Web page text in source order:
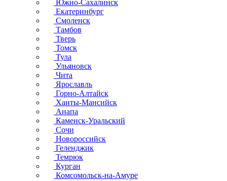
Южно-Сахалинск
Екатеринбург
Смоленск
Тамбов
Тверь
Томск
Тула
Ульяновск
Чита
Ярославль
Горно-Алтайск
Ханты-Мансийск
Анапа
Каменск-Уральский
Сочи
Новороссийск
Геленджик
Темрюк
Курган
Комсомольск-на-Амуре